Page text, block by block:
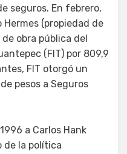
seguros. En febrero,
Hermes (propiedad de
obra pública del
(FIT) por 809,9
FIT otorgó un
pesos a Seguros
a Carlos Hank
de la política